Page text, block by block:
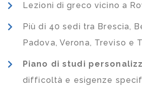
Lezioni di greco vicino a
Più di 40 sedi tra Brescia,
Padova, Verona, Treviso e
Piano di studi
difficoltà e esigenze